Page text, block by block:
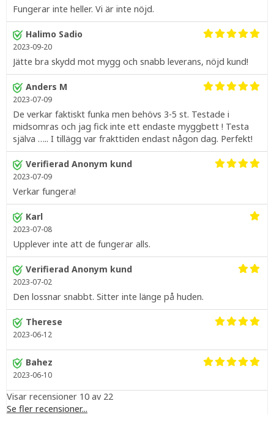
Fungerar inte heller. Vi är inte nöjd.
Halimo Sadio
2023-09-20
Jätte bra skydd mot mygg och snabb leverans, nöjd kund!
Anders M
2023-07-09
De verkar faktiskt funka men behövs 3-5 st. Testade i
midsomras och jag fick inte ett endaste myggbett ! Testa
själva ….. I tillägg var frakttiden endast någon dag. Perfekt!
Verifierad Anonym kund
2023-07-09
Verkar fungera!
Karl
2023-07-08
Upplever inte att de fungerar alls.
Verifierad Anonym kund
2023-07-02
Den lossnar snabbt. Sitter inte länge på huden.
Therese
2023-06-12
Bahez
2023-06-10
Visar recensioner 10 av 22
Se fler recensioner...